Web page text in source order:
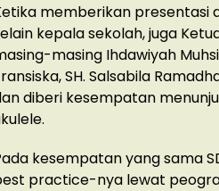
memberikan presentasi
kepala sekolah, juga
masing Ihdawiyah
SH. Salsabila
diberi kesempatan
kesempatan yang sama
practice-nya lewat